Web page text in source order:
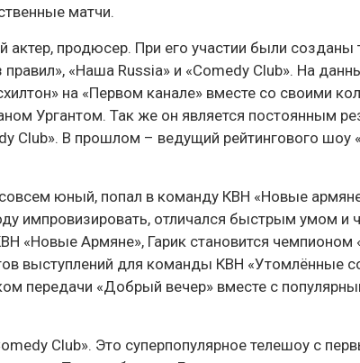
матчи.
продюсер. При его участии были созданы
«Наша Russia» и «Comedy Club». На
на «Первом канале» вместе со своими
Ургантом. Так же он является постоянным
Club». В прошлом – ведущий рейтингового шоу
юный, попал в команду КВН «Новые
импровизировать, отличался быстрым умом и
«Новые Армяне», Гарик становится чемпионом
выступлений для команды КВН «Утомлённые
передачи «Добрый вечер» вместе с
Club». Это суперпопулярное телешоу с